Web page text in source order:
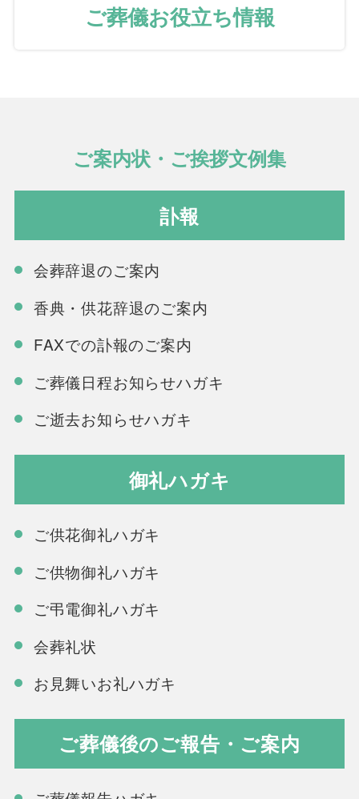
ご葬儀お役立ち情報
ご案内状・ご挨拶文例集
訃報
会葬辞退のご案内
香典・供花辞退のご案内
FAXでの訃報のご案内
ご葬儀日程お知らせハガキ
ご逝去お知らせハガキ
御礼ハガキ
ご供花御礼ハガキ
ご供物御礼ハガキ
ご弔電御礼ハガキ
会葬礼状
お見舞いお礼ハガキ
ご葬儀後のご報告・ご案内